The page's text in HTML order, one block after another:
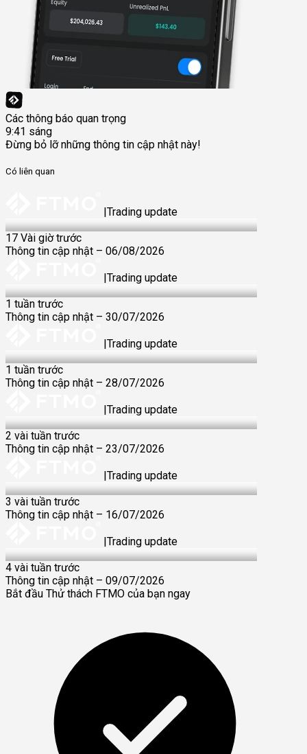
Các thông báo quan trọng
9:41 sáng
Đừng bỏ lỡ những thông tin cập nhật này!
Có liên quan
Trading update
6 Aug 2026
17 Vài giờ trước
Thông tin cập nhật – 06/08/2026
Trading update
30 Jul 2026
1 tuần trước
Thông tin cập nhật – 30/07/2026
Trading update
28 Jul 2026
1 tuần trước
Thông tin cập nhật – 28/07/2026
Trading update
23 Jul 2026
2 vài tuần trước
Thông tin cập nhật – 23/07/2026
Trading update
16 Jul 2026
3 vài tuần trước
Thông tin cập nhật – 16/07/2026
Trading update
9 Jul 2026
4 vài tuần trước
Thông tin cập nhật – 09/07/2026
Bắt đầu Thử thách FTMO của bạn ngay